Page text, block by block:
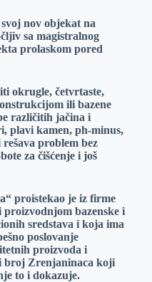
nov objekat na
sa magistralnog
prolaskom pored
okrugle, četvrtaste,
ili bazene
različitih jačina i
plavi kamen, ph-minus,
problem bez
za čišćenje i još
proistekao je iz firme
proizvodnjom bazenske i
sredstava i koja ima
poslovanje
proizvoda i
broj Zrenjaninaca koji
to i dokazuje.